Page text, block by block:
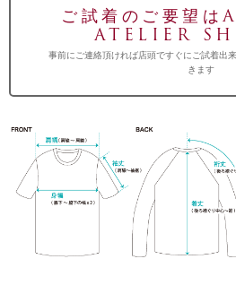
ご試着のご要望
ATELIER
事前にご連絡頂ければ店頭ですぐにご試着出
きます